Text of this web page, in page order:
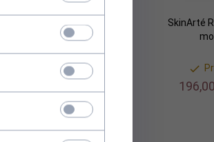
Biostymulujący krem
50ml
Produkt dostępny!
SkinArté
196,00